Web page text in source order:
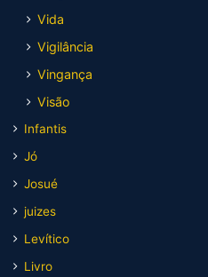
Vida
Vigilância
Vingança
Visão
Infantis
Jó
Josué
juizes
Levítico
Livro